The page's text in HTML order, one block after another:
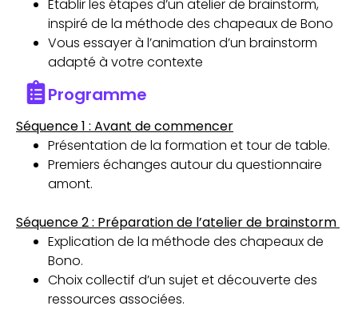
Etablir les étapes d’un atelier de brainstorm,
inspiré de la méthode des chapeaux de Bono
Vous essayer à l’animation d’un brainstorm
adapté à votre contexte
Programme
Séquence 1 : Avant de commencer
Présentation de la formation et tour de table.
Premiers échanges autour du questionnaire
amont.
Séquence 2 : Préparation de l’atelier de brainstorm
Explication de la méthode des chapeaux de
Bono.
Choix collectif d’un sujet et découverte des
ressources associées.